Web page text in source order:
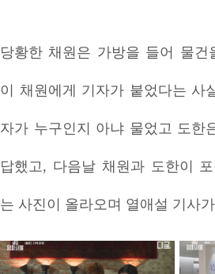
당황한 채원은 가방을 들어 물
이 채원에게 기자가 붙었다는 사
자가 누구인지 아냐 물었고 도한
답했고, 다음날 채원과 도한이
는 사진이 올라오며 열애설 기사